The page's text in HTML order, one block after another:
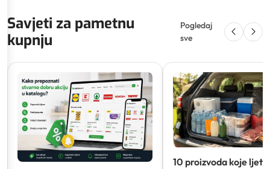
Savjeti za pametnu
kupnju
Pogledaj
sve
10 proizvoda koje ljeti